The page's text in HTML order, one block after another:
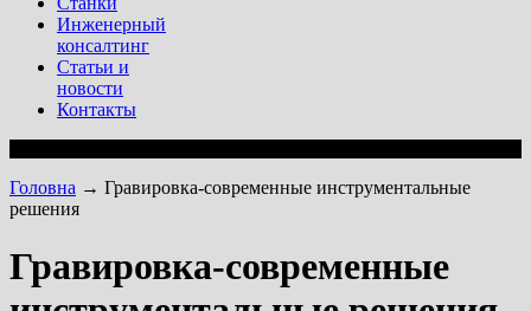
Инженерный
консалтинг
Статьи и
новости
Контакты
Головна → Гравировка-современные инструментальные
решения
Гравировка-современные